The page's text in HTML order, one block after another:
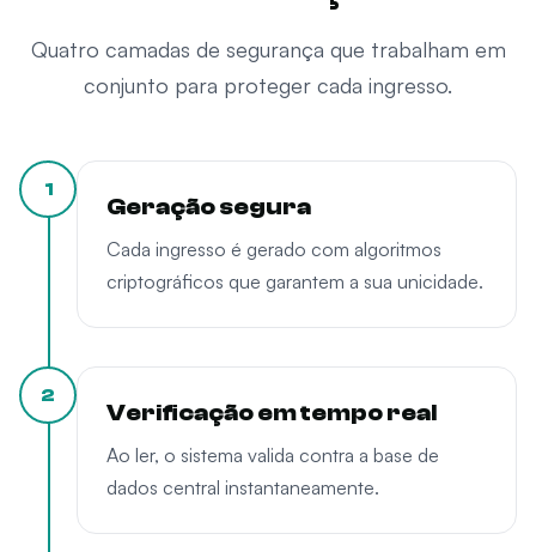
Quatro camadas de segurança que trabalham em
conjunto para proteger cada ingresso.
1
Geração segura
Cada ingresso é gerado com algoritmos
criptográficos que garantem a sua unicidade.
2
Verificação em tempo real
Ao ler, o sistema valida contra a base de
dados central instantaneamente.